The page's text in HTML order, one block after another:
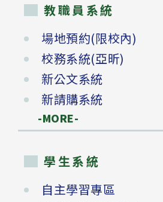
教職員系統
場地預約(限校內)
校務系統(亞昕)
新公文系統
新請購系統
-MORE-
學生系統
自主學習專區